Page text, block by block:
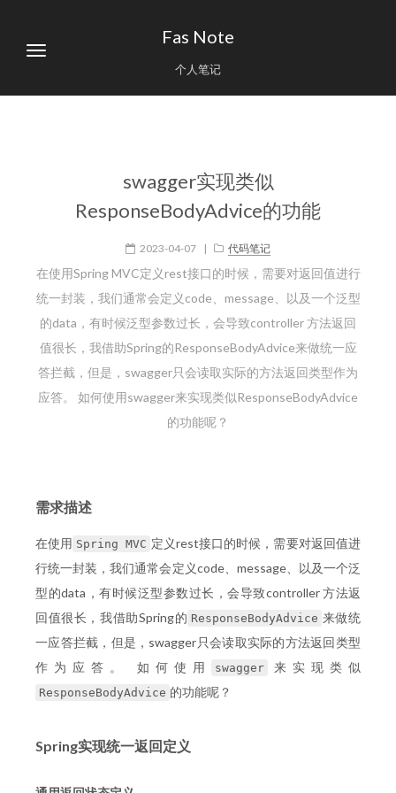
Fas Note
个人笔记
swagger实现类似
ResponseBodyAdvice的功能
2023-04-07 | 代码笔记
在使用Spring MVC定义rest接口的时候，需要对返回值进行
统一封装，我们通常会定义code、message、以及一个泛型
的data，有时候泛型参数过长，会导致controller 方法返回
值很长，我借助Spring的ResponseBodyAdvice来做统一应
答拦截，但是，swagger只会读取实际的方法返回类型作为
应答。 如何使用swagger来实现类似ResponseBodyAdvice
的功能呢？
需求描述
在使用 Spring MVC 定义rest接口的时候，需要对返回值进
行统一封装，我们通常会定义code、message、以及一个泛
型的data，有时候泛型参数过长，会导致controller 方法返
回值很长，我借助Spring的 ResponseBodyAdvice 来做统
一应答拦截，但是，swagger只会读取实际的方法返回类型
作为应答。 如何使用
swagger 来实现类似
ResponseBodyAdvice 的功能呢？
Spring实现统一返回定义